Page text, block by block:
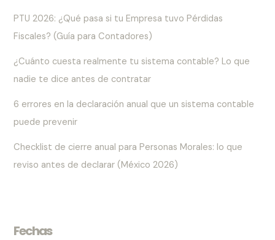
PTU 2026: ¿Qué pasa si tu Empresa tuvo Pérdidas
Fiscales? (Guía para Contadores)
¿Cuánto cuesta realmente tu sistema contable? Lo que
nadie te dice antes de contratar
6 errores en la declaración anual que un sistema contable
puede prevenir
Checklist de cierre anual para Personas Morales: lo que
reviso antes de declarar (México 2026)
Fechas